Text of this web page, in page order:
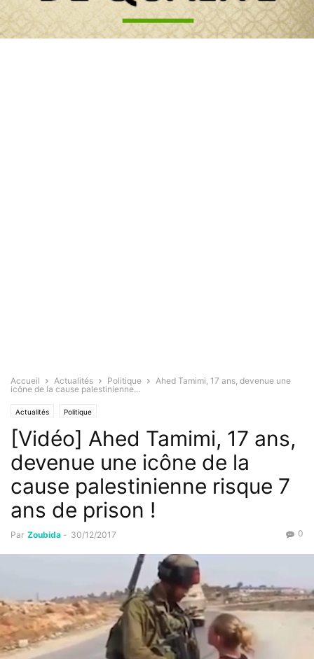
Accueil Actualités Politique
Ahed Tamimi, 17 ans, devenue une
icône de la cause palestinienne...
Actualités Politique
[Vidéo] Ahed Tamimi, 17 ans,
devenue une icône de la
cause palestinienne risque 7
ans de prison !
Par Zoubida - 30/12/2017 0